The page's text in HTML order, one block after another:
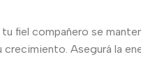
fiel compañero se
Asegurá la